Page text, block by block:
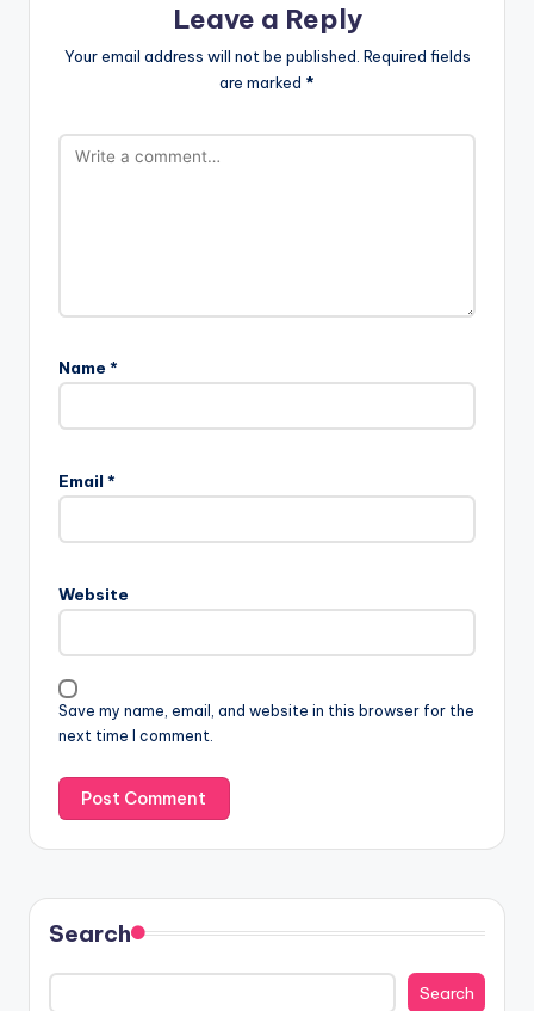
Leave a Reply
Your email address will not be published. Required fields
are marked *
Name *
Email *
Website
Save my name, email, and website in this browser for the
next time I comment.
Search
Search